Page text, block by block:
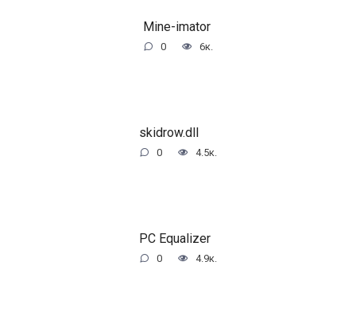
Mine-imator
0 6к.
skidrow.dll
0 4.5к.
PC Equalizer
0 4.9к.